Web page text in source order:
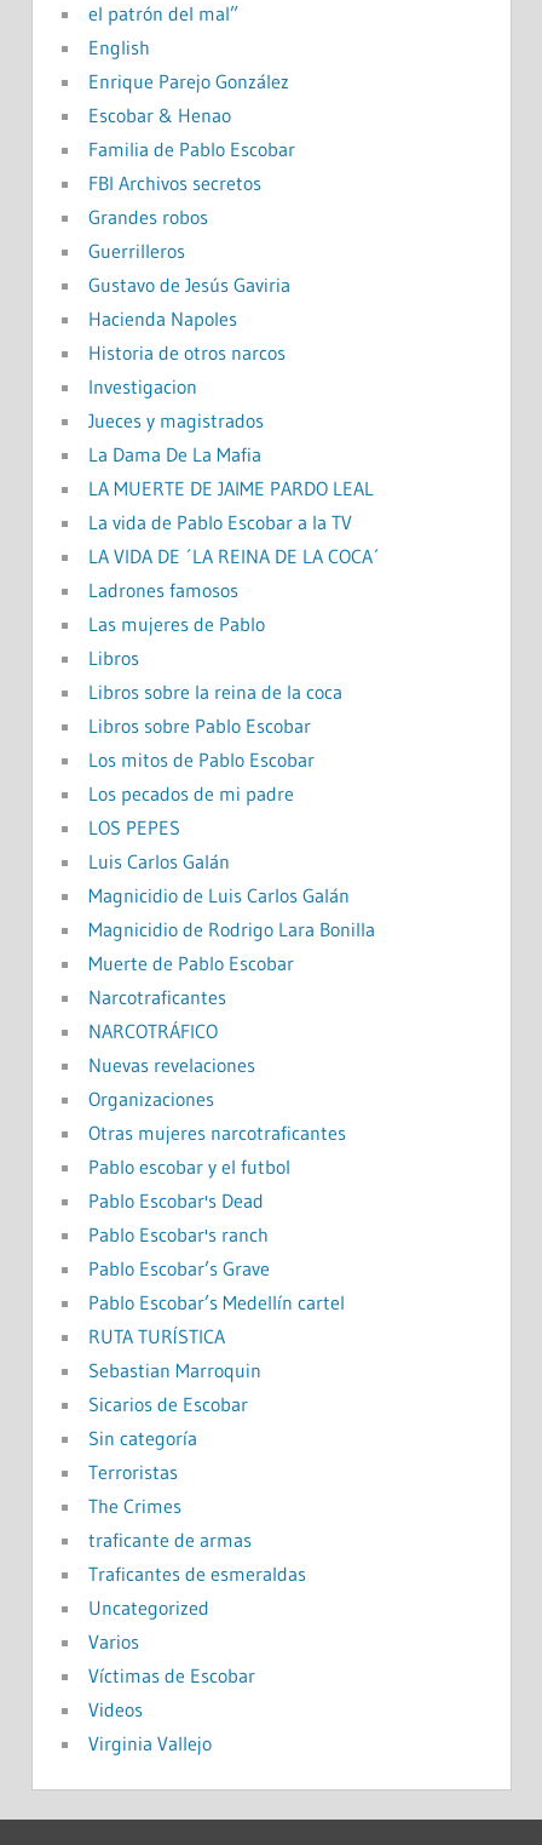
el patrón del mal”
English
Enrique Parejo González
Escobar & Henao
Familia de Pablo Escobar
FBI Archivos secretos
Grandes robos
Guerrilleros
Gustavo de Jesús Gaviria
Hacienda Napoles
Historia de otros narcos
Investigacion
Jueces y magistrados
La Dama De La Mafia
LA MUERTE DE JAIME PARDO LEAL
La vida de Pablo Escobar a la TV
LA VIDA DE ´LA REINA DE LA COCA´
Ladrones famosos
Las mujeres de Pablo
Libros
Libros sobre la reina de la coca
Libros sobre Pablo Escobar
Los mitos de Pablo Escobar
Los pecados de mi padre
LOS PEPES
Luis Carlos Galán
Magnicidio de Luis Carlos Galán
Magnicidio de Rodrigo Lara Bonilla
Muerte de Pablo Escobar
Narcotraficantes
NARCOTRÁFICO
Nuevas revelaciones
Organizaciones
Otras mujeres narcotraficantes
Pablo escobar y el futbol
Pablo Escobar's Dead
Pablo Escobar's ranch
Pablo Escobar’s Grave
Pablo Escobar’s Medellín cartel
RUTA TURÍSTICA
Sebastian Marroquin
Sicarios de Escobar
Sin categoría
Terroristas
The Crimes
traficante de armas
Traficantes de esmeraldas
Uncategorized
Varios
Víctimas de Escobar
Videos
Virginia Vallejo